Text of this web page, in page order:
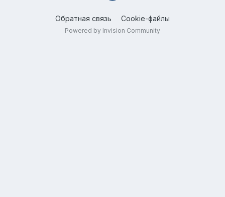
Обратная связь Cookie-файлы
Powered by Invision Community